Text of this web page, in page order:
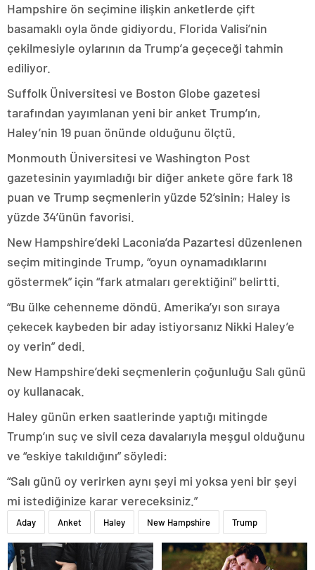
Hampshire ön seçimine ilişkin anketlerde çift
basamaklı oyla önde gidiyordu. Florida Valisi’nin
çekilmesiyle oylarının da Trump’a geçeceği tahmin
ediliyor.
Suffolk Üniversitesi ve Boston Globe gazetesi
tarafından yayımlanan yeni bir anket Trump’ın,
Haley’nin 19 puan önünde olduğunu ölçtü.
Monmouth Üniversitesi ve Washington Post
gazetesinin yayımladığı bir diğer ankete göre fark 18
puan ve Trump seçmenlerin yüzde 52’sinin; Haley is
yüzde 34’ünün favorisi.
New Hampshire’deki Laconia’da Pazartesi düzenlenen
seçim mitinginde Trump, “oyun oynamadıklarını
göstermek” için “fark atmaları gerektiğini” belirtti.
“Bu ülke cehenneme döndü. Amerika’yı son sıraya
çekecek kaybeden bir aday istiyorsanız Nikki Haley’e
oy verin” dedi.
New Hampshire’deki seçmenlerin çoğunluğu Salı günü
oy kullanacak.
Haley günün erken saatlerinde yaptığı mitingde
Trump’ın suç ve sivil ceza davalarıyla meşgul olduğunu
ve “eskiye takıldığını” söyledi:
“Salı günü oy verirken aynı şeyi mi yoksa yeni bir şeyi
mi istediğinize karar vereceksiniz.”
Aday Anket Haley New Hampshire Trump